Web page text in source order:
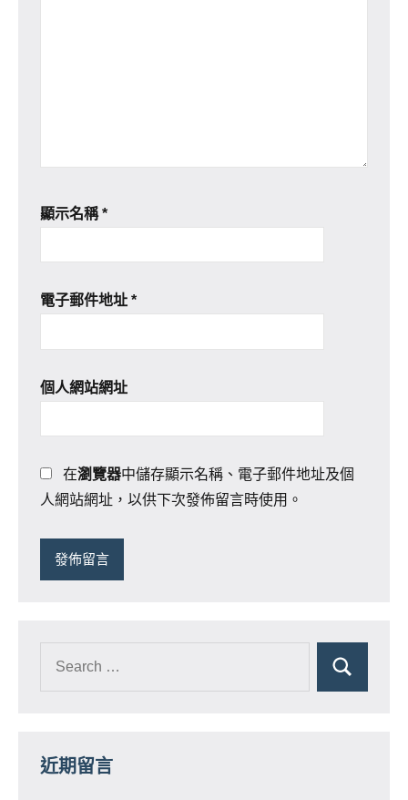
顯示名稱*
電子郵件地址 *
個人網站網址
在瀏覽器中儲存顯示名稱、電子郵件地址及個
人網站網址，以供下次發佈留言時使用。
近期留言